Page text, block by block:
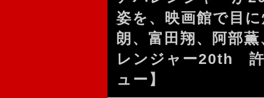
姿を、映画館で目
朗、富田翔、阿部
レンジャー20th 許
ュー】